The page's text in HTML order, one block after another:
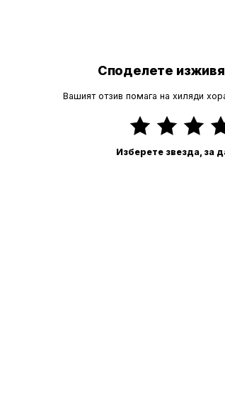
Споделете
Вашият отзив помага на хиляди
Изберете звезда, за